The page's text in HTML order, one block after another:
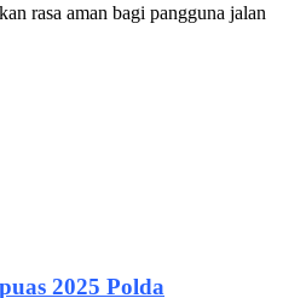
rasa aman bagi pangguna jalan
2025 Polda